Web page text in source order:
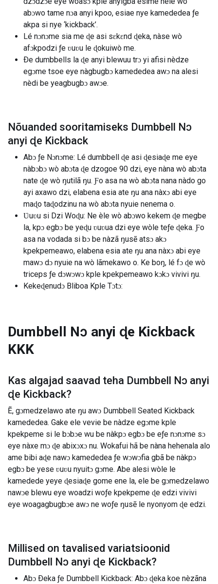
abɔwo tame nɔa anyi kpoo, esiae nye kamededea ƒe
akpa si nye ‘kickback’.
Lé nɔnɔme sia me ɖe asi sɛkɛnd ɖeka, nàse wò
afɔkpodzi ƒe ʋuʋu le ɖokuiwò me.
Ðe dumbbells la ɖe anyi blewuu trɔ yi afisi nèdze
egɔme tsoe eye nàgbugbɔ kamededea awɔ na alesi
nèdi be yeagbugbɔ awɔe.
Nõuanded sooritamiseks Dumbbell Nɔ
anyi ɖe Kickback
Abɔ ƒe Nɔnɔme: Lé dumbbell ɖe asi ɖesiaɖe me eye
nàbɔbɔ wò abɔta ɖe dzogoe 90 dzi, eye nàna wò abɔta
nate ɖe wò ŋutilã ŋu. Ƒo asa na wò abɔta nana nàdo go
ayi axawo dzi, elabena esia ate ŋu ana nàxɔ abi eye
maɖo taɖodzinu na wò abɔta nyuie nenema o.
Ʋuʋu si Dzi Woɖu: Ne èle wò abɔwo kekem ɖe megbe
la, kpɔ egbɔ be yeɖu ʋuʋua dzi eye wòle teƒe ɖeka. Ƒo
asa na vodada si bɔ be nàzã ŋusẽ atsɔ akɔ
kpekpemeawo, elabena esia ate ŋu ana nàxɔ abi eye
mawɔ dɔ nyuie na wò lãmekawo o. Ke boŋ, lé fɔ ɖe wò
triceps ƒe dɔwɔwɔ kple kpekpemeawo kɔkɔ vivivi ŋu.
Kekeɖenudɔ Bliboa Kple Tɔtɔ:
Dumbbell Nɔ anyi ɖe Kickback
KKK
Kas algajad saavad teha Dumbbell Nɔ anyi
ɖe Kickback?
Ẽ, gɔmedzelawo ate ŋu awɔ Dumbbell Seated Kickback
kamededea. Gake ele vevie be nàdze egɔme kple
kpekpeme si le bɔbɔe wu be nàkpɔ egbɔ be eƒe nɔnɔme sɔ
eye nàxe mɔ ɖe abixɔxɔ nu. Wokafui hã be nàna hehenala alo
ame bibi aɖe nawɔ kamededea ƒe wɔwɔfia gbã be nàkpɔ
egbɔ be yese ʋuʋu nyuitɔ gɔme. Abe alesi wòle le
kamedede yeye ɖesiaɖe gome ene la, ele be gɔmedzelawo
nawɔe blewu eye woadzi woƒe kpekpeme ɖe edzi vivivi
eye woagagbugbɔe awɔ ne woƒe ŋusẽ le nyonyom ɖe edzi.
Millised on tavalised variatsioonid
Dumbbell Nɔ anyi ɖe Kickback?
Abɔ Ðeka ƒe Dumbbell Kickback: Abɔ ɖeka koe nèzãna